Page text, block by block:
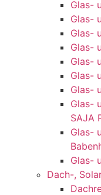
Glas-
Glas-
Glas-
Glas-
Glas-
Glas-
Glas-
Glas-
SAJA
Glas-
Glas-
Dach-,